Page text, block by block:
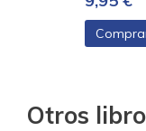
Otros